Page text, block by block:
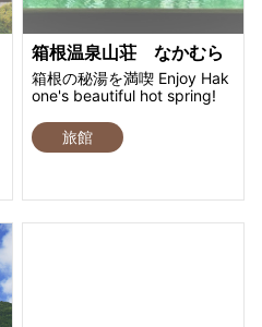
箱根温泉山荘 なかむら
箱根の秘湯を満喫 Enjoy Hak
one's beautiful hot spring!
旅館